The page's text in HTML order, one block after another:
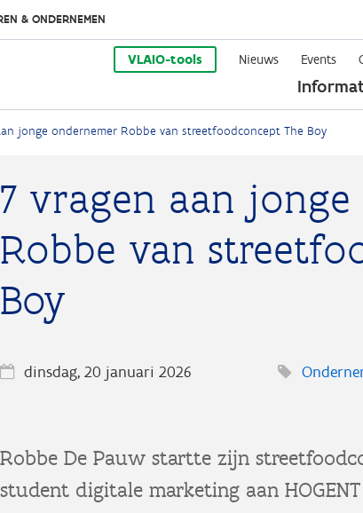
en
naar
de
inhoud
& ONDERNEMEN
VLAIO-tools Nieuws Events
jonge ondernemer Robbe van streetfoodconcept The Boy
7 vragen aan
Robbe van
Boy
dinsdag, 20 januari 2026
Robbe De Pauw startte zijn
student digitale marketing aan